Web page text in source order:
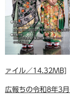
ァイル／14.32MB]
広報ちの令和8年3